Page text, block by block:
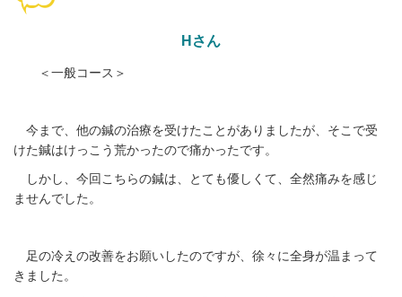
Hさん
＜一般コース＞
今まで、他の鍼の治療を受けたことがありましたが、そこで受
けた鍼はけっこう荒かったので痛かったです。
しかし、今回こちらの鍼は、とても優しくて、全然痛みを感じ
ませんでした。
足の冷えの改善をお願いしたのですが、徐々に全身が温まって
きました。